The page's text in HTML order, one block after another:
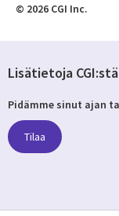
© 2026 CGI Inc.
Lisätietoja CGI:stä
Pidämme sinut ajan
Tilaa